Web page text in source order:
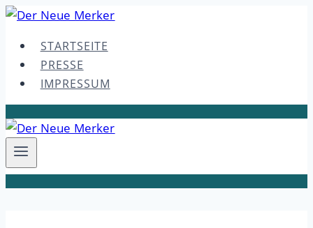
Skip
contentSTARTSEITE
PRESSE
IMPRESSUM